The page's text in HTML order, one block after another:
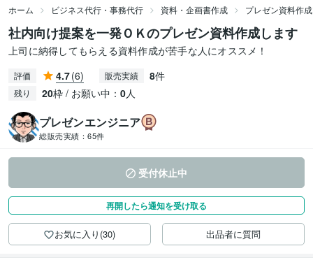
ホーム ビジネス代行・事務代行 資料・企画書作成 プレゼン資料作成
社内向け提案を一発ＯＫのプレゼン資料作成します
上司に納得してもらえる資料作成が苦手な人にオススメ！
評価 4.7(6) 販売実績 8件
残り 20枠 / お願い中： 0人
プレゼンエンジニア
総販売実績： 65件
受付休止中
再開したら通知を受け取る
お気に入り(30) 出品者に質問